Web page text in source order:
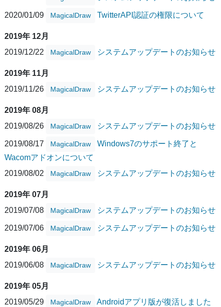
2020/01/09 MagicalDraw TwitterAPI認証の権限について
2019年 12月
2019/12/22
MagicalDraw システムアップデートのお知らせ
2019年 11月
2019/11/26
MagicalDraw システムアップデートのお知らせ
2019年 08月
2019/08/26
MagicalDraw システムアップデートのお知らせ
2019/08/17 MagicalDraw
Windows7のサポート終了と
Wacomアドオンについて
2019/08/02
MagicalDraw システムアップデートのお知らせ
2019年 07月
2019/07/08
MagicalDraw システムアップデートのお知らせ
2019/07/06 MagicalDraw システムアップデートのお知らせ
2019年 06月
2019/06/08
MagicalDraw システムアップデートのお知らせ
2019年 05月
2019/05/29
MagicalDraw Androidアプリ版が復活しました